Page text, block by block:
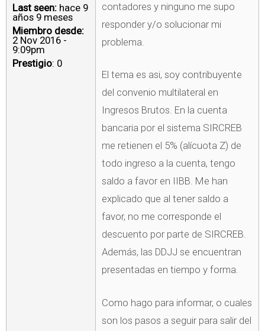
Last seen: hace 9
años 9 meses
Miembro desde:
2 Nov 2016 -
9:09pm
Prestigio: 0
contadores y ninguno me supo
responder y/o solucionar mi
problema.
El tema es asi, soy contribuyente
del convenio multilateral en
Ingresos Brutos. En la cuenta
bancaria por el sistema SIRCREB
me retienen el 5% (alícuota Z) de
todo ingreso a la cuenta, tengo
saldo a favor en IIBB. Me han
explicado que al tener saldo a
favor, no me corresponde el
descuento por parte de SIRCREB.
Además, las DDJJ se encuentran
presentadas en tiempo y forma.
Como hago para informar, o cuales
son los pasos a seguir para salir del